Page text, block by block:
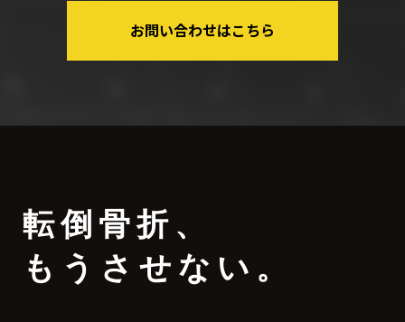
お問い合わせはこちら
転倒骨折 、
もうさせない。